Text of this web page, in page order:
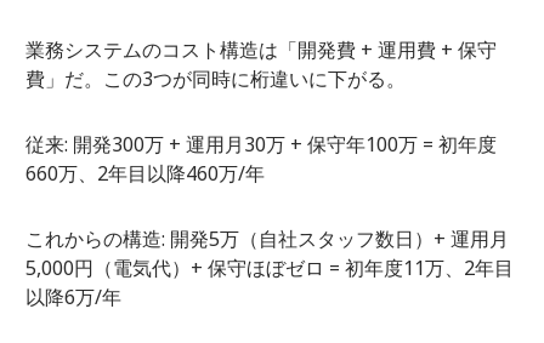
業務システムのコスト構造は「開発費 + 運用費 + 保守
費」だ。この3つが同時に桁違いに下がる。
従来: 開発300万 + 運用月30万 + 保守年100万 = 初年度
660万、2年目以降460万/年
これからの構造: 開発5万（自社スタッフ数日）+ 運用月
5,000円（電気代）+ 保守ほぼゼロ = 初年度11万、2年目
以降6万/年